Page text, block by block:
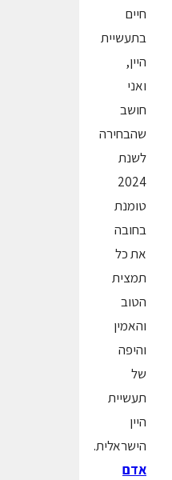
חיים
בתעשיית
היין,
ואני
חושב
שהבחירה
לשנת
2024
טומנת
בחובה
את כל
תמצית
הטוב
והאמין
והיפה
של
תעשיית
היין
הישראלית.
אדם